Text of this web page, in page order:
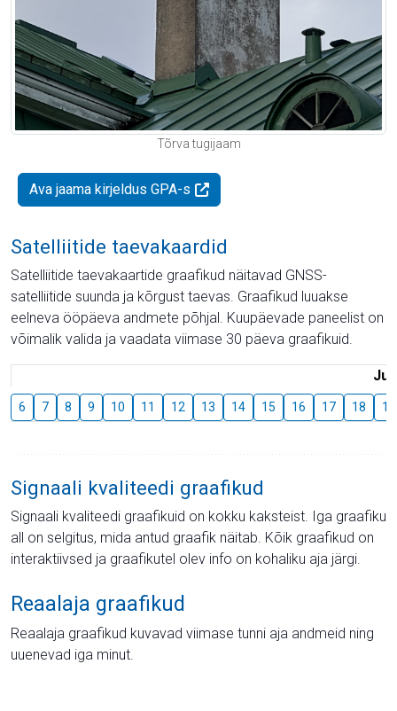
Tõrva tugijaam
Ava jaama kirjeldus GPA-s
Satelliitide taevakaardid
Satelliitide taevakaartide graafikud näitavad GNSS-
satelliitide suunda ja kõrgust taevas. Graafikud luuakse
eelneva ööpäeva andmete põhjal. Kuupäevade paneelist on
võimalik valida ja vaadata viimase 30 päeva graafikuid.
6 7 8 9 10 11 12 13 14 15 16 17 18 19
Signaali kvaliteedi graafikud
Signaali kvaliteedi graafikuid on kokku kaksteist. Iga graafiku
all on selgitus, mida antud graafik näitab. Kõik graafikud on
interaktiivsed ja graafikutel olev info on kohaliku aja järgi.
Reaalaja graafikud
Reaalaja graafikud kuvavad viimase tunni aja andmeid ning
uuenevad iga minut.